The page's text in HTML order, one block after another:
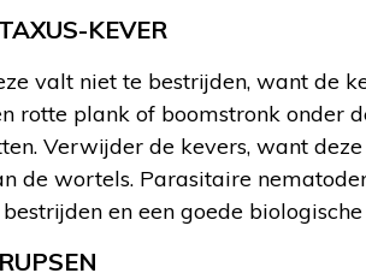
KEVER
valt niet te bestrijden, want de
rotte plank of boomstronk onder
Verwijder de kevers, want
de wortels. Parasitaire
en een goede